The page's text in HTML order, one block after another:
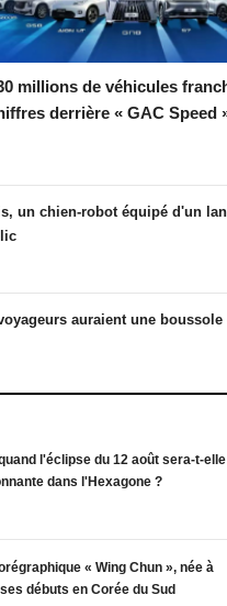
millions de véhicules
derrière « GAC Speed
un chien-robot équipé d'un
auraient une
l'éclipse du 12 août sera-t-
dans l'Hexagone ?
« Wing Chun », née à
débuts en Corée du Sud